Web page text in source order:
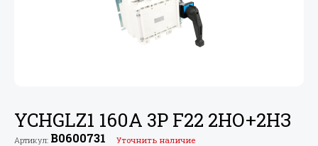
YCHGLZ1 160А 3P F22 2НО+2НЗ
Артикул: B0600731 Уточнить наличие